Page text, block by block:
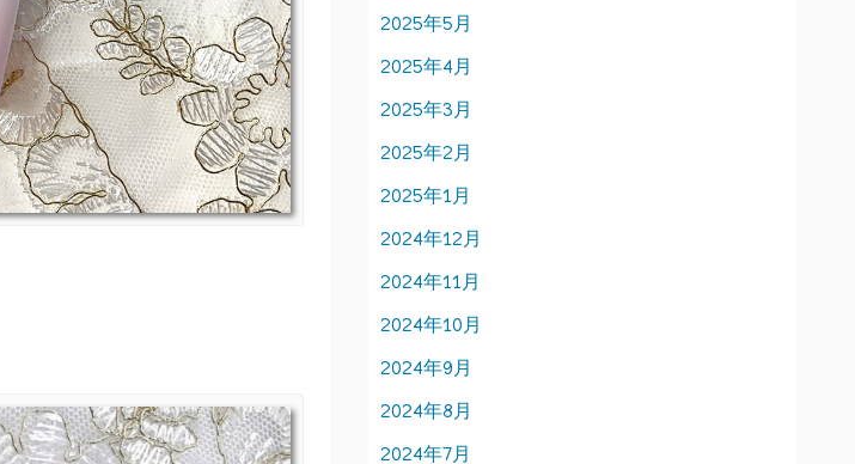
2025年5月
2025年4月
2025年3月
2025年2月
2025年1月
2024年12月
2024年11月
2024年10月
2024年9月
2024年8月
2024年7月